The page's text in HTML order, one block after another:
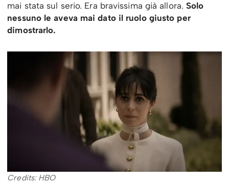
mai stata sul serio. Era bravissima già allora.Solo
nessuno le aveva mai dato il ruolo giusto per
dimostrarlo.
Credits: HBO